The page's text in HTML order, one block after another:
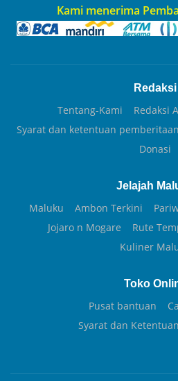
Kami menerima
Redaksi
Tentang-Kami
Redaksi
Syarat dan ketentuan pemberitaan
Donasi
Jelajah
Maluku Ambon Terkini
Jojaro n Mogare
Rute
Kuliner
Toko
Pusat bantuan
Syarat dan